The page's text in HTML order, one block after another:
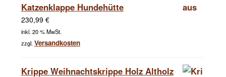
Katzenklappe Hundehütte
230,99 €
inkl. 20 % MwSt.
zzgl.Versandkosten
Krippe Weihnachtskrippe Holz Altholz